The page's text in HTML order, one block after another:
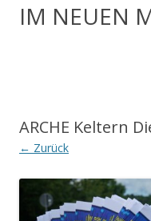
IM NEUEN
ARCHE Keltern
← Zurück